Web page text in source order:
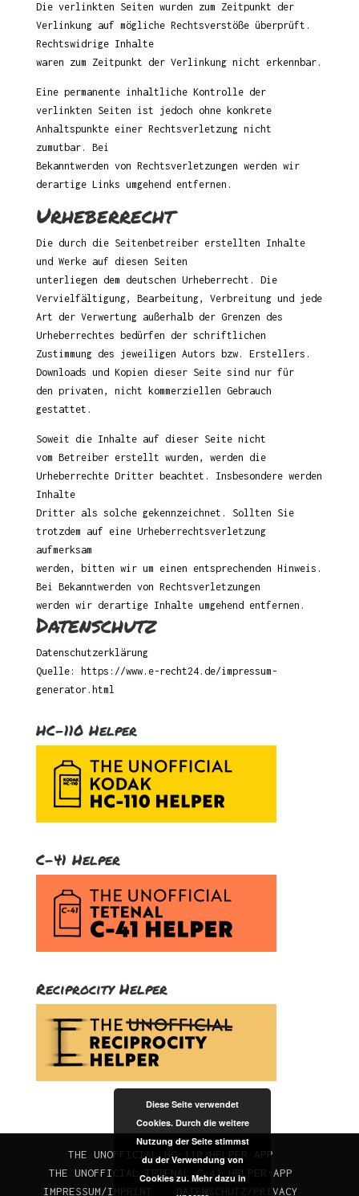
Die verlinkten Seiten wurden zum Zeitpunkt der
Verlinkung auf mögliche Rechtsverstöße überprüft.
Rechtswidrige Inhalte
waren zum Zeitpunkt der Verlinkung nicht erkennbar.
Eine permanente inhaltliche Kontrolle der
verlinkten Seiten ist jedoch ohne konkrete
Anhaltspunkte einer Rechtsverletzung nicht
zumutbar. Bei
Bekanntwerden von Rechtsverletzungen werden wir
derartige Links umgehend entfernen.
Urheberrecht
Die durch die Seitenbetreiber erstellten Inhalte
und Werke auf diesen Seiten
unterliegen dem deutschen Urheberrecht. Die
Vervielfältigung, Bearbeitung, Verbreitung und jede
Art der Verwertung außerhalb der Grenzen des
Urheberrechtes bedürfen der schriftlichen
Zustimmung des jeweiligen Autors bzw. Erstellers.
Downloads und Kopien dieser Seite sind nur für
den privaten, nicht kommerziellen Gebrauch
gestattet.
Soweit die Inhalte auf dieser Seite nicht
vom Betreiber erstellt wurden, werden die
Urheberrechte Dritter beachtet. Insbesondere werden
Inhalte
Dritter als solche gekennzeichnet. Sollten Sie
trotzdem auf eine Urheberrechtsverletzung
aufmerksam
werden, bitten wir um einen entsprechenden Hinweis.
Bei Bekanntwerden von Rechtsverletzungen
werden wir derartige Inhalte umgehend entfernen.
Datenschutz
Datenschutzerklärung
Quelle:
https://www.e-recht24.de/impressum-
generator.html
HC-110 Helper
C-41 Helper
Reciprocity Helper
THE UNOFFICIAL HC-110 HELPER APP
THE UNOFFICIAL TETENAL C-41 HELPER APP
IMPRESSUM/IMPRINT
DATENSCHUTZ/PRIVACY
Diese Seite verwendet
Cookies. Durch die weitere
Nutzung der Seite stimmst
du der Verwendung von
Cookies zu. Mehr dazu in